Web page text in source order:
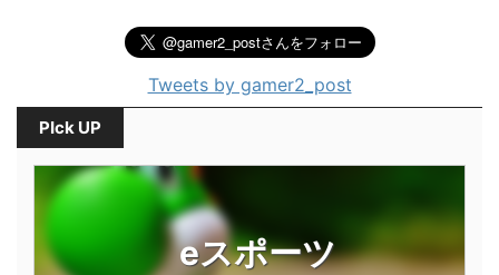
Tweets by gamer2_post
PIck UP
eスポーツ